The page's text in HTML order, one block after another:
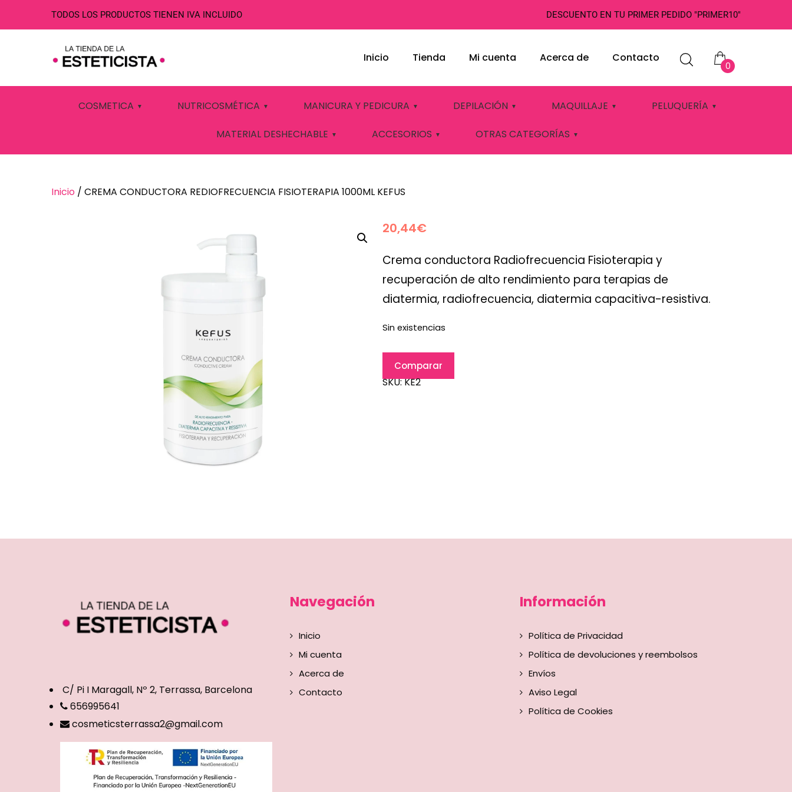
TODOS LOS PRODUCTOS TIENEN IVA INCLUIDO DESCUENTO EN TU PRIMER PEDIDO "PRIMER10"
0
Inicio Tienda Mi cuenta Acerca de Contacto
COSMETICA NUTRICOSMÉTICA MANICURA Y PEDICURA DEPILACIÓN MAQUILLAJE PELUQUERÍA
MATERIAL DESHECHABLE ACCESORIOS OTRAS CATEGORÍAS
CREMA CONDUCTORA REDIOFRECUENCIA
FISIOTERAPIA 1000ML KEFUS
Inicio / CREMA CONDUCTORA REDIOFRECUENCIA FISIOTERAPIA 1000ML KEFUS
20,44€
Crema conductora Radiofrecuencia Fisioterapia y
recuperación de alto rendimiento para terapias de
diatermia, radiofrecuencia, diatermia capacitiva-resistiva.
Sin existencias
Comparar
SKU:KE2
C/ Pi I Maragall, Nº 2, Terrassa, Barcelona
656995641
cosmeticsterrassa2@gmail.com
Navegación
Inicio
Mi cuenta
Acerca de
Contacto
Información
Política de Privacidad
Política de devoluciones y reembolsos
Envíos
Aviso Legal
Política de Cookies